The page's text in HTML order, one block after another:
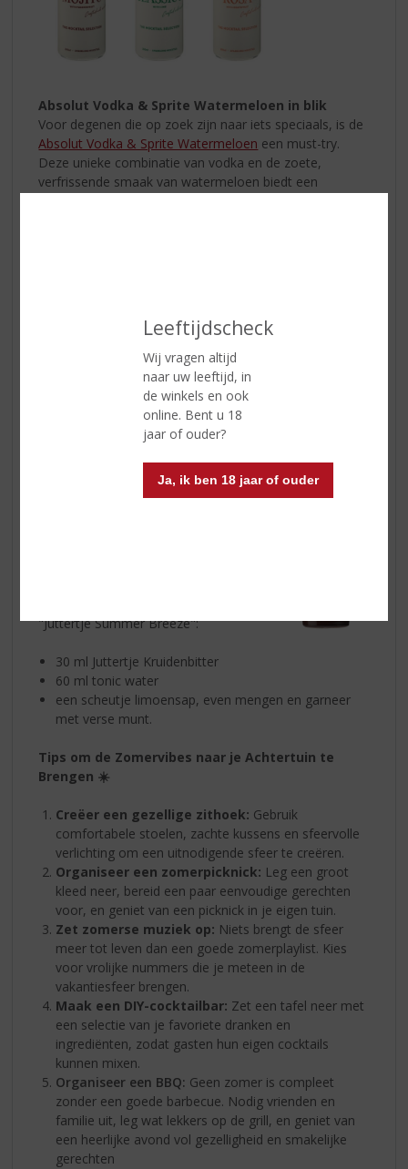
Leeftijdscheck
Wij vragen altijd
naar uw leeftijd, in
de winkels en ook
online. Bent u 18
jaar of ouder?
Ja, ik ben 18 jaar of ouder
Absolut Vodka & Sprite Watermeloen in blik
Voor degenen die op zoek zijn naar iets speciaals, is de
Absolut Vodka & Sprite Watermeloen een must-try.
Deze unieke combinatie van vodka en de zoete,
verfrissende smaak van watermeloen biedt een
Juttertje Kruidenbitter
voor de zomer! De rijke kruidenmix biedt
"Juttertje Summer Breeze":
30 ml Juttertje Kruidenbitter
60 ml tonic water
een scheutje limoensap, even mengen en garneer
met verse munt.
Tips om de Zomervibes naar je Achtertuin te
Brengen ☀️
Creëer een gezellige zithoek: Gebruik
comfortabele stoelen, zachte kussens en sfeervolle
verlichting om een uitnodigende sfeer te creëren.
Organiseer een zomerpicknick: Leg een groot
kleed neer, bereid een paar eenvoudige gerechten
voor, en geniet van een picknick in je eigen tuin.
Zet zomerse muziek op: Niets brengt de sfeer
meer tot leven dan een goede zomerplaylist. Kies
voor vrolijke nummers die je meteen in de
vakantiesfeer brengen.
Maak een DIY-cocktailbar: Zet een tafel neer met
een selectie van je favoriete dranken en
ingrediënten, zodat gasten hun eigen cocktails
kunnen mixen.
Organiseer een BBQ: Geen zomer is compleet
zonder een goede barbecue. Nodig vrienden en
familie uit, leg wat lekkers op de grill, en geniet van
een heerlijke avond vol gezelligheid en smakelijke
gerechten